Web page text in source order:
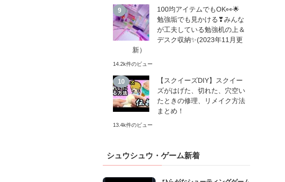
100均アイテムでもOK👀🌟
勉強垢でも見かける❣みんな
が工夫している勉強机の上＆
デスク収納✨(2023年11月更
新）
14.2k件のビュー
【スクイーズDIY】スクイー
ズがはげた、切れた、穴空い
たときの修理、リメイク方法
まとめ！
13.4k件のビュー
シュウシュウ・ゲーム新着